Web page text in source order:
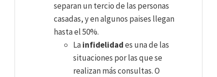
separan un tercio de las personas
casadas, y en algunos paises llegan
hasta el 50%.
Lainfidelidades una de las
situaciones por las que se
realizan más consultas. O